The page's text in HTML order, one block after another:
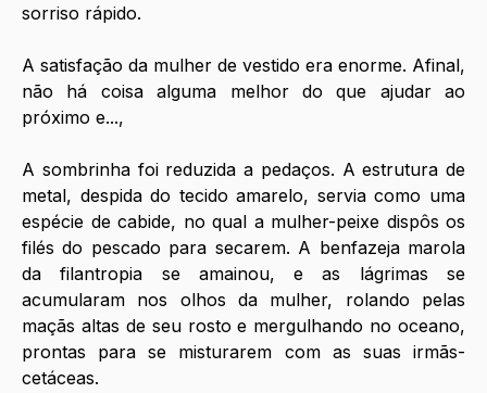
sorriso rápido.
A satisfação da mulher de vestido era enorme. Afinal,
não há coisa alguma melhor do que ajudar ao
próximo e...,
A sombrinha foi reduzida a pedaços. A estrutura de
metal, despida do tecido amarelo, servia como uma
espécie de cabide, no qual a mulher-peixe dispôs os
filés do pescado para secarem. A benfazeja marola
da filantropia se amainou, e as lágrimas se
acumularam nos olhos da mulher, rolando pelas
maçãs altas de seu rosto e mergulhando no oceano,
prontas para se misturarem com as suas irmãs-
cetáceas.